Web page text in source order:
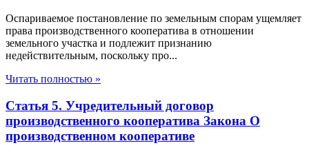
Оспариваемое постановление по земельным спорам ущемляет
права производственного кооператива в отношении
земельного участка и подлежит признанию
недействительным, поскольку про...
Читать полностью »
Статья 5. Учредительный договор
производственного кооператива Закона О
производственном кооперативе